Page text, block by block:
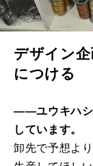
デザイン
につける
――ユウキハシ
しています。
卸先で予想よ